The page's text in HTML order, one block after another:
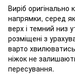
Виріб оригінально
напрямки, серед
верх і темний низ
розміщені з
варто хвилюватись
ніжок не
пересування.